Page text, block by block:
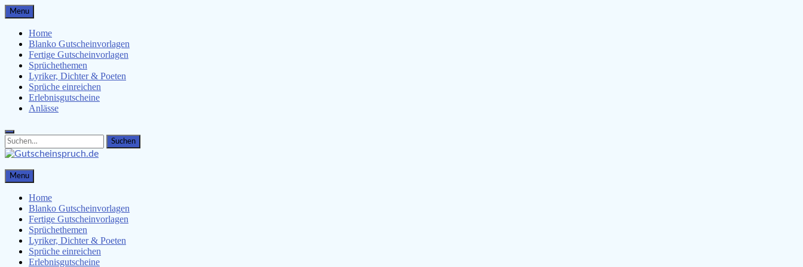
Skip
to
content
Menu
Home
Blanko Gutscheinvorlagen
Fertige Gutscheinvorlagen
Sprüchethemen
Lyriker, Dichter & Poeten
Sprüche einreichen
Erlebnisgutscheine
Anlässe
Search
for:
Search
Gutscheinspruch.de
Gutscheinsprüche & Gutscheinvorlagen finden
Menu
Home
Blanko Gutscheinvorlagen
Fertige Gutscheinvorlagen
Sprüchethemen
Lyriker, Dichter & Poeten
Sprüche einreichen
Erlebnisgutscheine